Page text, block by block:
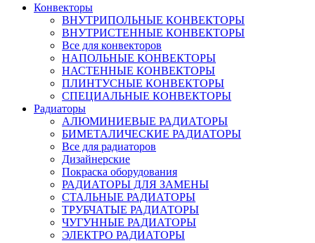
Конвекторы
ВНУТРИПОЛЬНЫЕ КОНВЕКТОРЫ
ВНУТРИСТЕННЫЕ КОНВЕКТОРЫ
Все для конвекторов
НАПОЛЬНЫЕ КОНВЕКТОРЫ
НАСТЕННЫЕ КОНВЕКТОРЫ
ПЛИНТУСНЫЕ КОНВЕКТОРЫ
СПЕЦИАЛЬНЫЕ КОНВЕКТОРЫ
Радиаторы
АЛЮМИНИЕВЫЕ РАДИАТОРЫ
БИМЕТАЛИЧЕСКИЕ РАДИАТОРЫ
Все для радиаторов
Дизайнерские
Покраска оборудования
РАДИАТОРЫ ДЛЯ ЗАМЕНЫ
СТАЛЬНЫЕ РАДИАТОРЫ
ТРУБЧАТЫЕ РАДИАТОРЫ
ЧУГУННЫЕ РАДИАТОРЫ
ЭЛЕКТРО РАДИАТОРЫ